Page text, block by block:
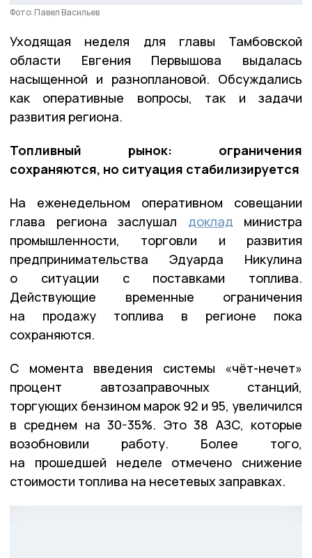
Фото: Павел Васильев
Уходящая неделя для главы Тамбовской
области Евгения Первышова выдалась
насыщенной и разноплановой. Обсуждались
как оперативные вопросы, так и задачи
развития региона.
Топливный рынок: ограничения
сохраняются, но ситуация стабилизируется
На еженедельном оперативном совещании
глава региона заслушал доклад министра
промышленности, торговли и развития
предпринимательства Эдуарда Никулина
о ситуации с поставками топлива.
Действующие временные ограничения
на продажу топлива в регионе пока
сохраняются.
С момента введения системы «чёт-нечет»
процент автозаправочных станций,
торгующих бензином марок 92 и 95, увеличился
в среднем на 30-35%. Это 38 АЗС, которые
возобновили работу. Более того,
на прошедшей неделе отмечено снижение
стоимости топлива на несетевых заправках.